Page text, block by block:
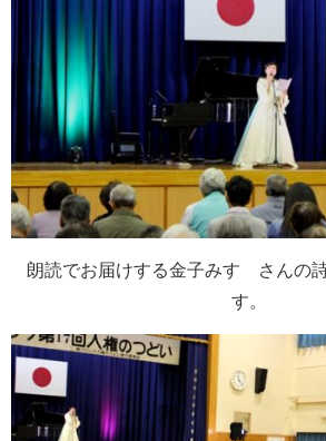
朗読でお届けする金子みすゞさんの
す。